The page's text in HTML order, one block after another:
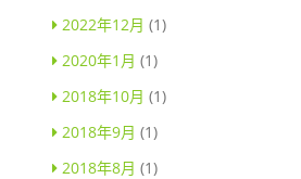
2022年12月 (1)
2020年1月 (1)
2018年10月 (1)
2018年9月 (1)
2018年8月 (1)